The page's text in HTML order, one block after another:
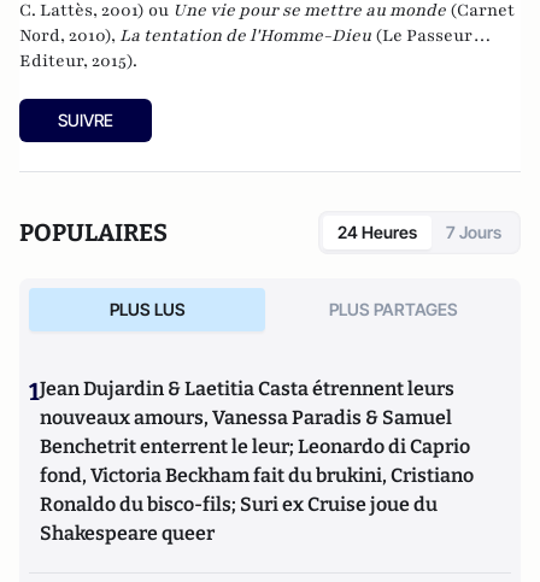
C. Lattès, 2001) ou Une vie pour se mettre au monde (Carnet
Nord, 2010), La tentation de l'Homme-Dieu (Le Passeur
Editeur, 2015).
SUIVRE
POPULAIRES 24 Heures 7 Jours
PLUS LUS PLUS PARTAGES
1Jean Dujardin & Laetitia Casta étrennent leurs
nouveaux amours, Vanessa Paradis & Samuel
Benchetrit enterrent le leur; Leonardo di Caprio
fond, Victoria Beckham fait du brukini, Cristiano
Ronaldo du bisco-fils; Suri ex Cruise joue du
Shakespeare queer